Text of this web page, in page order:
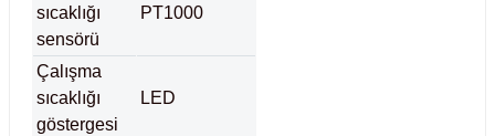
sıcaklığı
sensörü
PT1000
Çalışma
sıcaklığı
göstergesi
LED